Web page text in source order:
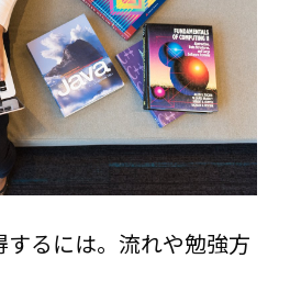
役立ちブログ
案内・アクセス
るには。流れや勉強方